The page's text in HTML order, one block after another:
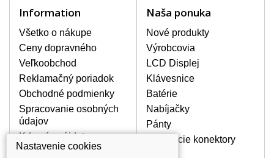
poškodenie napr. prasklinu alebo
poškrábanie. Ďalej zvislé pruhy, nesvietiaci
displej, preblikávanie alebo nerovnomerný
jas.
LCD DISPLEJE NAJVYŠŠEJ
KVALITY !
Skladom držíme len originálne displeje, ktoré
spĺňajú vysokú kvalitu triedy A+ bez chybných
pixelov a to po celú dobu záruky.
AKO ZISTÍTE AKÝ POTREBUJETE
Information
Všetko o nákupe
Ceny dopravného
Veľkoobchod
Reklamačný poriadok
Obchodné podmienky
Spracovanie osobných
údajov
Kde nás nájdete
Naša ponuka
Nové produkty
Výrobcovia
LCD Displej
Klávesnice
Batérie
Nabíjačky
Pánty
Napájacie konektory
Nastavenie cookies